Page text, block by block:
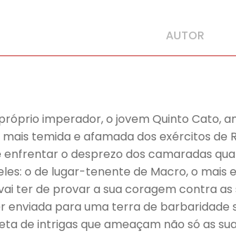
AUTOR
imperador, o jovem Quinto Cato,
temida e afamada dos exércitos de
o desprezo dos camaradas
o de lugar-tenente de Macro, o mais
ter de provar a sua coragem contra as
enviada para uma terra de
de intrigas que ameaçam não só as